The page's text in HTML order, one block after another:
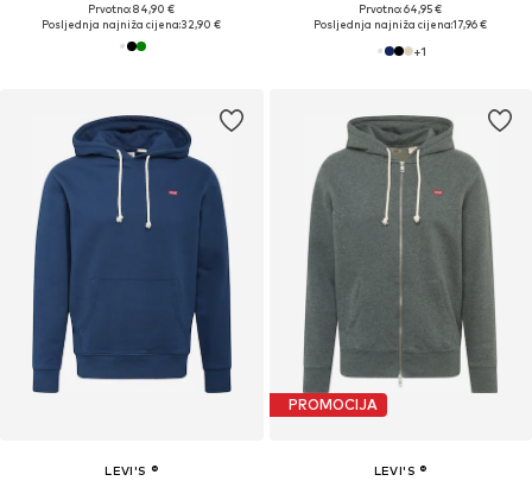
Prvotno: 84,90 €
Posljednja najniža cijena:32,90 €
Prvotno: 64,95 €
Posljednja najniža cijena:17,96 €
+1
LEVI'S ®
PROMOCIJA
LEVI'S ®